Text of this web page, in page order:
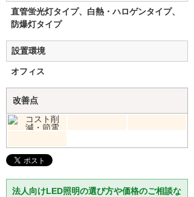
直管蛍光灯タイプ、白熱・ハロゲンタイプ、
防爆灯タイプ
設置環境
オフィス
改善点
法人向けLED照明の選び方や価格のご相談な